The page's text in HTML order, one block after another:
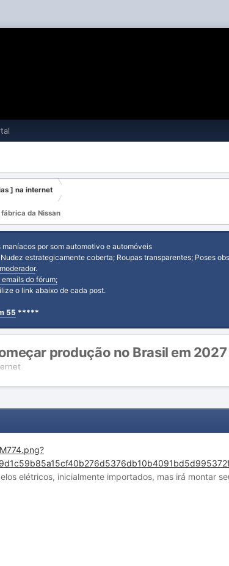
] na internet
da Nissan
por som automotivo e automóveis
estrategicamente coberta; Roupas transparentes; Poses
moderador.
do fórum;
o link abaixo de cada post.
55 *****
produção no Brasil em 2027
elétricos, inicialmente importados, mas irá montar